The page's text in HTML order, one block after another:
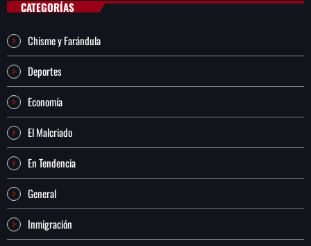
CATEGORÍAS
Chisme y Farándula
Deportes
Economía
El Malcriado
En Tendencia
General
Inmigración